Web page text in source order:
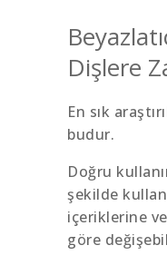
Dişlere
En sık
budur.
Doğru
şekilde
içeriklerine ve
göre